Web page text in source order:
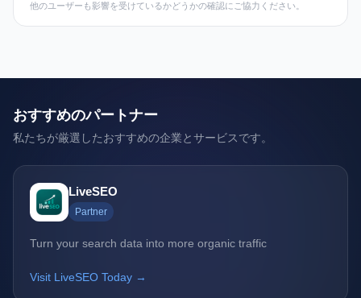
他のユーザーも影響を受けているかどうかの確認にご協力ください。
おすすめのパートナー
私たちが厳選したおすすめの企業とサービスです。
LiveSEO
Partner
Turn your search data into more organic traffic
Visit LiveSEO Today →